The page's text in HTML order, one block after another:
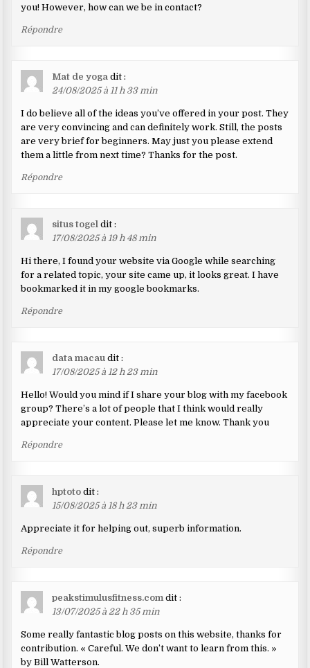
you! However, how can we be in contact?
Répondre
Mat de yoga dit :
24/08/2025 à 11 h 33 min
I do believe all of the ideas you’ve offered in your post. They
are very convincing and can definitely work. Still, the posts
are very brief for beginners. May just you please extend
them a little from next time? Thanks for the post.
Répondre
situs togel dit :
17/08/2025 à 19 h 48 min
Hi there, I found your website via Google while searching
for a related topic, your site came up, it looks great. I have
bookmarked it in my google bookmarks.
Répondre
data macau dit :
17/08/2025 à 12 h 23 min
Hello! Would you mind if I share your blog with my facebook
group? There’s a lot of people that I think would really
appreciate your content. Please let me know. Thank you
Répondre
hptoto dit :
15/08/2025 à 18 h 23 min
Appreciate it for helping out, superb information.
Répondre
peakstimulusfitness.com dit :
13/07/2025 à 22 h 35 min
Some really fantastic blog posts on this website, thanks for
contribution. « Careful. We don’t want to learn from this. »
by Bill Watterson.